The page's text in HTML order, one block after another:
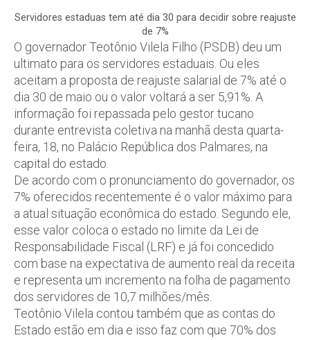
Servidores estaduas tem até dia 30 para decidir sobre reajuste
de 7%
O governador Teotônio Vilela Filho (PSDB) deu um
ultimato para os servidores estaduais. Ou eles
aceitam a proposta de reajuste salarial de 7% até o
dia 30 de maio ou o valor voltará a ser 5,91%. A
informação foi repassada pelo gestor tucano
durante entrevista coletiva na manhã desta quarta-
feira, 18, no Palácio República dos Palmares, na
capital do estado.
De acordo com o pronunciamento do governador, os
7% oferecidos recentemente é o valor máximo para
a atual situação econômica do estado. Segundo ele,
esse valor coloca o estado no limite da Lei de
Responsabilidade Fiscal (LRF) e já foi concedido
com base na expectativa de aumento real da receita
e representa um incremento na folha de pagamento
dos servidores de 10,7 milhões/mês.
Teotônio Vilela contou também que as contas do
Estado estão em dia e isso faz com que 70% dos